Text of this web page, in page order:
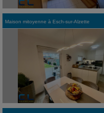
Maison mitoyenne à Esch-sur-Alzette